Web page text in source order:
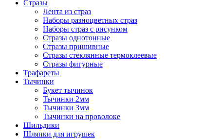
Стразы
Лента из страз
Наборы разноцветных страз
Наборы страз с рисунком
Стразы однотонные
Стразы пришивные
Стразы стеклянные термоклеевые
Стразы фигурные
Трафареты
Тычинки
Букет тычинок
Тычинки 2мм
Тычинки 3мм
Тычинки на проволоке
Шильдики
Шляпки для игрушек